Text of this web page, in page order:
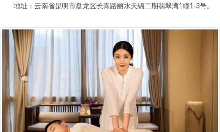
地址：云南省昆明市盘龙区长青路丽水天锦二期翡翠湾1幢1-3号。